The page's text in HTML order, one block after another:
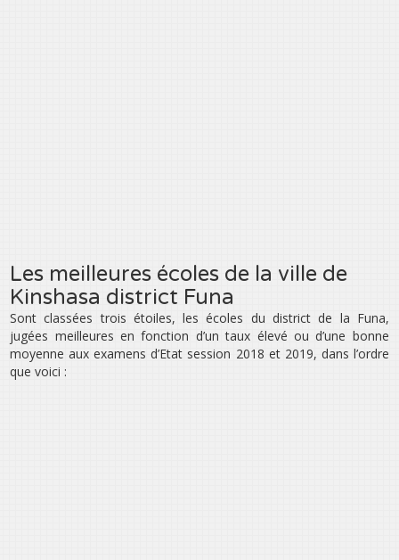
Les meilleures écoles de la ville de
Kinshasa district Funa
Sont classées trois étoiles, les écoles du district de la Funa,
jugées meilleures en fonction d’un taux élevé ou d’une bonne
moyenne aux examens d’Etat session 2018 et 2019, dans l’ordre
que voici :